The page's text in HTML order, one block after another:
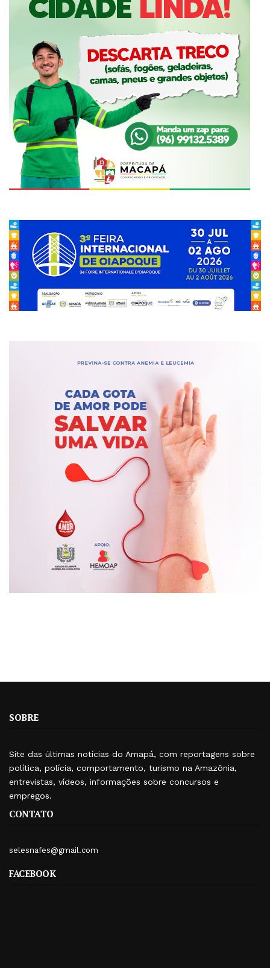
SOBRE
Site das últimas notícias do Amapá, com reportagens sobre
política, polícia, comportamento, turismo na Amazônia,
entrevistas, vídeos, informações sobre concursos e
empregos.
CONTATO
selesnafes@gmail.com
FACEBOOK